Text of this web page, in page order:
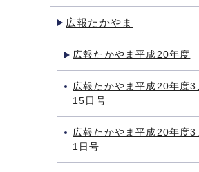
広報たかやま
広報たかやま平成20年度
広報たかやま平成20年度3
15日号
広報たかやま平成20年度3
1日号